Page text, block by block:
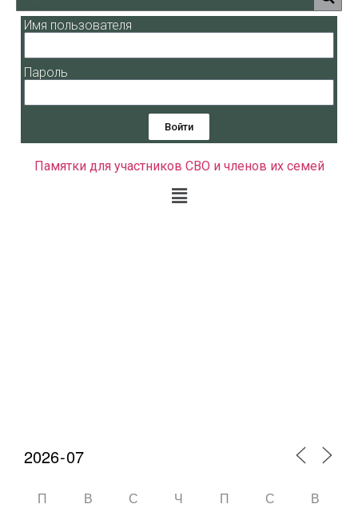
Имя пользователя
Пароль
Войти
Памятки для участников СВО и членов их семей
П В С Ч П С В